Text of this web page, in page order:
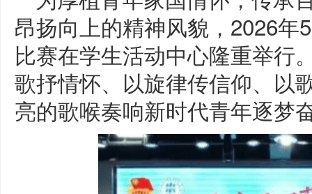
昂扬向上的精神风貌，2026
比赛在学生活动中心隆重举行
歌抒情怀、以旋律传信仰、以
亮的歌喉奏响新时代青年逐梦